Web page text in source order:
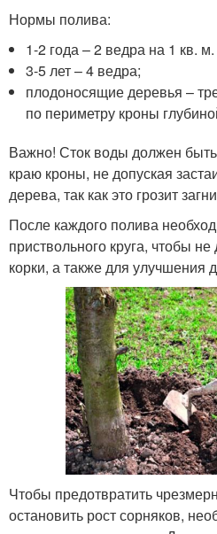
Нормы полива:
1-2 года – 2 ведра на 1 кв.
3-5 лет – 4 ведра;
плодоносящие деревья –
по периметру кроны
Важно! Сток воды должен
краю кроны, не допуская
дерева, так как это грозит
После каждого полива
приствольного круга, чтобы
корки, а также для улучшения
Чтобы предотвратить
остановить рост сорняков,